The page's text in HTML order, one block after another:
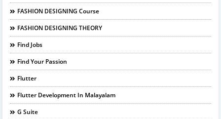
FASHION DESIGNING Course
FASHION DESIGNING THEORY
Find Jobs
Find Your Passion
Flutter
Flutter Development In Malayalam
G Suite